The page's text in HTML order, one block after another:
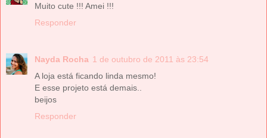
Muito cute !!! Amei !!!
Responder
Nayda Rocha 1 de outubro de 2011 às 23:54
A loja está ficando linda mesmo!
E esse projeto está demais..
beijos
Responder